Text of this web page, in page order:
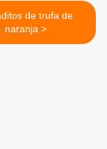
de trufa de
naranja >